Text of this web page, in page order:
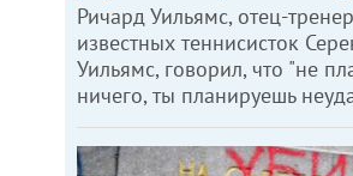
Ричард Уильямс, отец-
известных теннисисток
Уильямс, говорил, что "не
ничего, ты планируешь